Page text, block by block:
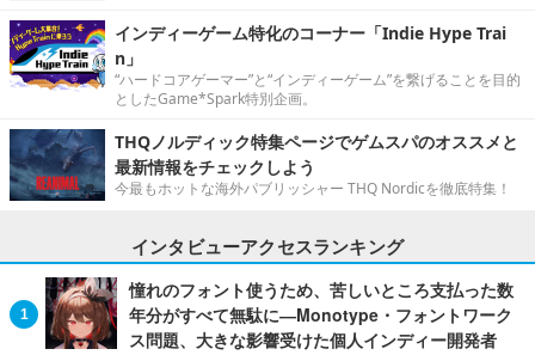
インディーゲーム特化のコーナー「Indie Hype Trai
n」
“ハードコアゲーマー”と“インディーゲーム”を繋げることを目的
としたGame*Spark特別企画。
THQノルディック特集ページでゲムスパのオススメと
最新情報をチェックしよう
今最もホットな海外パブリッシャー THQ Nordicを徹底特集！
インタビューアクセスランキング
憧れのフォント使うため、苦しいところ支払った数
年分がすべて無駄に―Monotype・フォントワーク
ス問題、大きな影響受けた個人インディー開発者